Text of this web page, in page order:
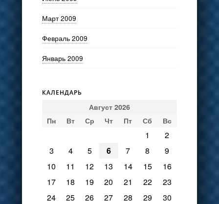
Март 2009
Февраль 2009
Январь 2009
КАЛЕНДАРЬ
Август 2026
Пн
Вт Ср Чт Пт Сб Вс
1
2
3
4 5 6 7 8
9
10
11 12 13 14 15
16
17
18 19 20 21 22
23
24
25 26 27 28 29
30